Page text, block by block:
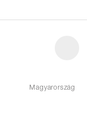
Magyarország